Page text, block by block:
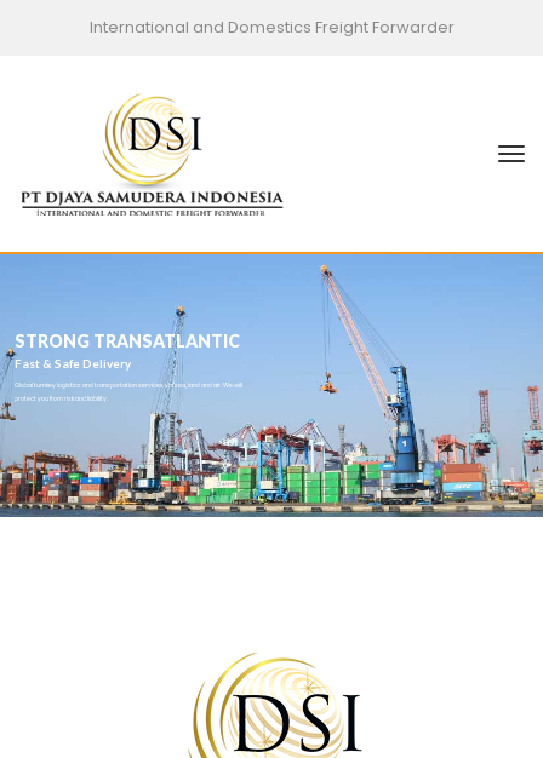
International and Domestics Freight Forwarder